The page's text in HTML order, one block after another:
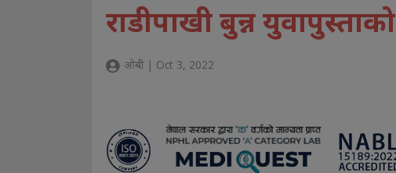
राडीपाखी बुन्न युवापुस्ताको
ओबी | Oct 3, 2022